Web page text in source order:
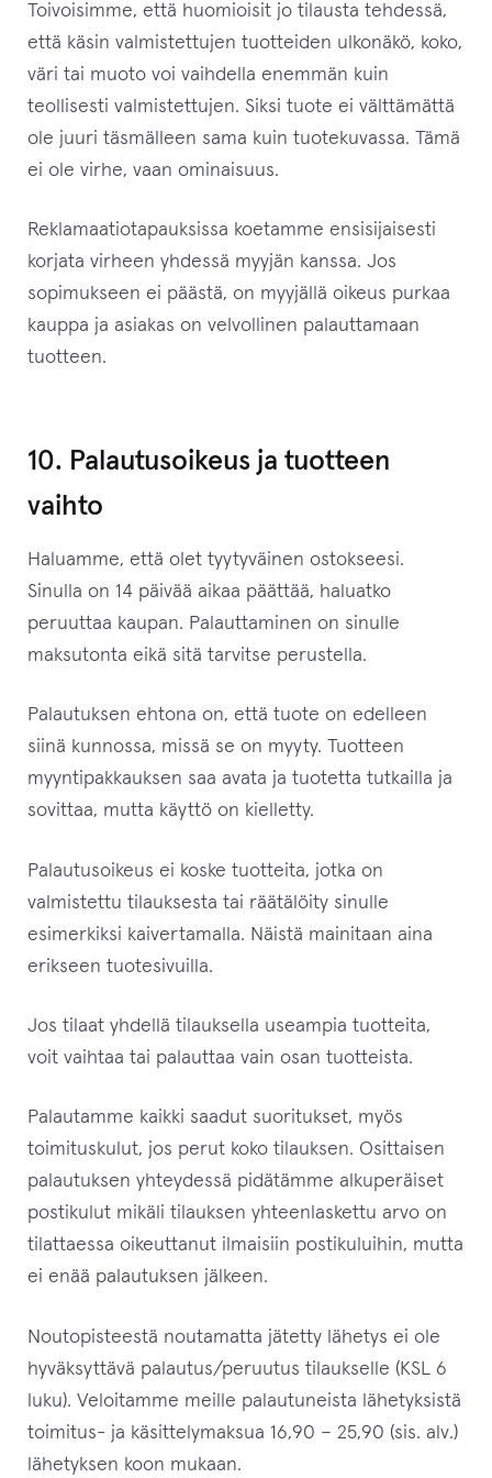
Toivoisimme, että huomioisit jo tilausta tehdessä,
että käsin valmistettujen tuotteiden ulkonäkö, koko,
väri tai muoto voi vaihdella enemmän kuin
teollisesti valmistettujen. Siksi tuote ei välttämättä
ole juuri täsmälleen sama kuin tuotekuvassa. Tämä
ei ole virhe, vaan ominaisuus.
Reklamaatiotapauksissa koetamme ensisijaisesti
korjata virheen yhdessä myyjän kanssa. Jos
sopimukseen ei päästä, on myyjällä oikeus purkaa
kauppa ja asiakas on velvollinen palauttamaan
tuotteen.
10. Palautusoikeus ja tuotteen
vaihto
Haluamme, että olet tyytyväinen ostokseesi.
Sinulla on 14 päivää aikaa päättää, haluatko
peruuttaa kaupan. Palauttaminen on sinulle
maksutonta eikä sitä tarvitse perustella.
Palautuksen ehtona on, että tuote on edelleen
siinä kunnossa, missä se on myyty. Tuotteen
myyntipakkauksen saa avata ja tuotetta tutkailla ja
sovittaa, mutta käyttö on kielletty.
Palautusoikeus ei koske tuotteita, jotka on
valmistettu tilauksesta tai räätälöity sinulle
esimerkiksi kaivertamalla. Näistä mainitaan aina
erikseen tuotesivuilla.
Jos tilaat yhdellä tilauksella useampia tuotteita,
voit vaihtaa tai palauttaa vain osan tuotteista.
Palautamme kaikki saadut suoritukset, myös
toimituskulut, jos perut koko tilauksen. Osittaisen
palautuksen yhteydessä pidätämme alkuperäiset
postikulut mikäli tilauksen yhteenlaskettu arvo on
tilattaessa oikeuttanut ilmaisiin postikuluihin, mutta
ei enää palautuksen jälkeen.
Noutopisteestä noutamatta jätetty lähetys ei ole
hyväksyttävä palautus/peruutus tilaukselle (KSL 6
luku). Veloitamme meille palautuneista lähetyksistä
toimitus- ja käsittelymaksua 16,90 – 25,90 (sis. alv.)
lähetyksen koon mukaan.